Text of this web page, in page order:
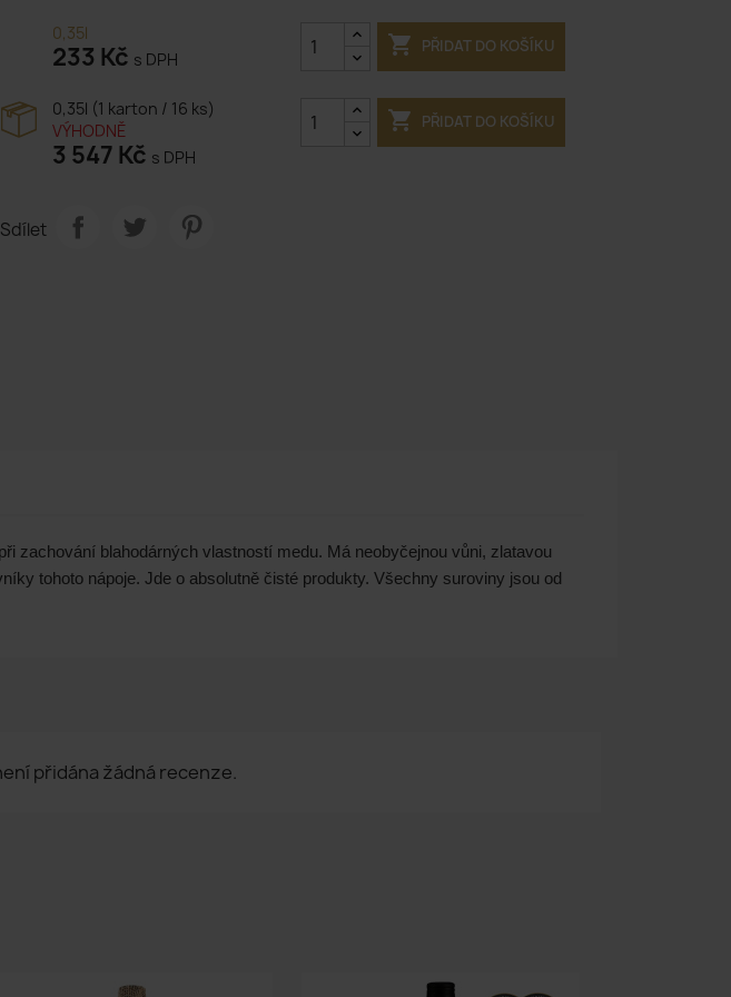
0,35l
233 Kč s DPH
 PŘIDAT DO KOŠÍKU
0,35l (1 karton / 16 ks)
VÝHODNĚ
3 547 Kč s DPH
 PŘIDAT DO KOŠÍKU
Sdílet
zachování blahodárných vlastností medu. Má neobyčejnou vůni, zlatavou
tohoto nápoje. Jde o absolutně čisté produkty. Všechny suroviny jsou od
přidána žádná recenze.